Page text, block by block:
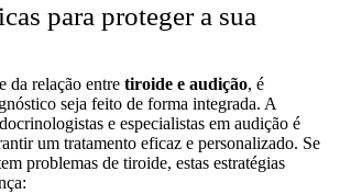
para proteger a sua
da relação entre tiroide e audição, é
seja feito de forma integrada. A
e especialistas em audição é
um tratamento eficaz e personalizado. Se
problemas de tiroide, estas estratégias